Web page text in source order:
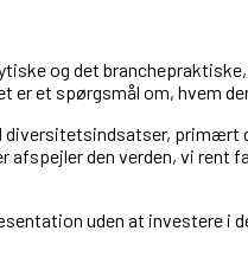
og det
et spørgsmål om, hvem
diversitetsindsatser,
afspejler den verden, vi
uden at investere i